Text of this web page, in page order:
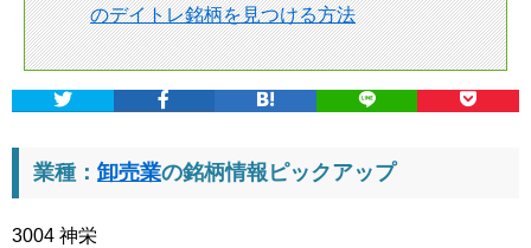
のデイトレ銘柄を見つける方法
業種： 卸売業の銘柄情報ピックアップ
3004 神栄